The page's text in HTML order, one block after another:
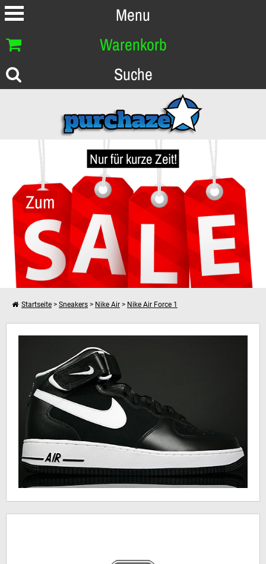
Menu
Warenkorb
Suche
Nur für kurze Zeit!
Zum
Dein Warenkorb ist leer!
Weiter einkaufen
Startseite > Sneakers > Nike Air > Nike Air Force 1
Nike Air Force 1 Mid